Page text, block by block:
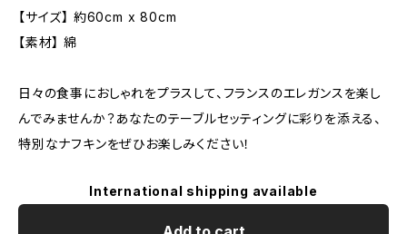
【サイズ】 約60cm x 80cm
【素材】 綿
日々の食事におしゃれをプラスして、フランスのエレガンスを楽し
んでみませんか？あなたのテーブルセッティングに彩りを添える、
特別なナフキンをぜひお楽しみください！
International shipping available